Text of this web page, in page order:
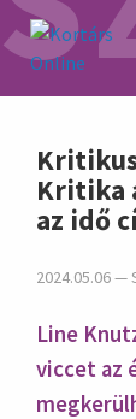
Kritika
az idő
2024.05.06 —
Line
viccet az